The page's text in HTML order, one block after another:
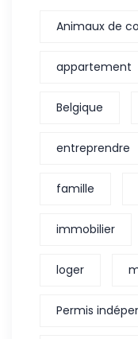
Animaux de
appartement
Belgique
entreprendre
famille
immobilier
loger
Permis